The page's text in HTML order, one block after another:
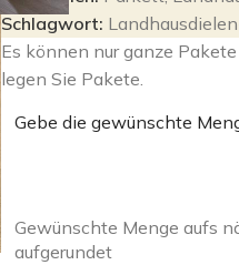
Schlagwort:
Es können nur ganze
legen Sie Pakete.
Gebe die gewünschte
Gewünschte Menge aufs
aufgerundet